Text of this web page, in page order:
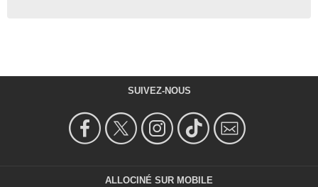
SUIVEZ-NOUS
ALLOCINÉ SUR MOBILE